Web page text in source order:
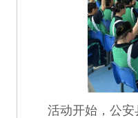
活动开始，公